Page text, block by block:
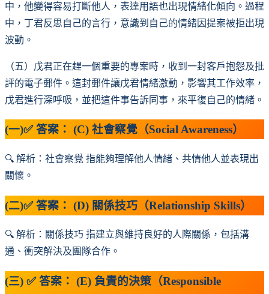
中，他變得容易打斷他人，表達用語也出現情緒化傾向。過程
中，丁君反思自己的言行，意識到自己的情緒因提案被拒出現
波動。
（五）戊君正在趕一個重要的專案時，收到一封客戶抱怨及批
評的電子郵件。這封郵件讓戊君情緒激動，影響其工作效率，
戊君進行深呼吸，並把這件事告訴同事，來平復自己的情緒。
(一)✅ 答案： (C) 社會察覺（Social Awareness）
🔍 解析：社會察覺 指能夠理解他人情緒、共情他人並表現出
關懷。
(二)✅ 答案： (D) 關係技巧（Relationship Skills）
🔍 解析：關係技巧 指建立與維持良好的人際關係，包括溝
通、衝突解決及團隊合作。
(三) ✅ 答案： (E) 負責的決策（Responsible